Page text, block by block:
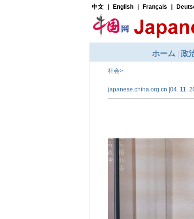
社会>
japanese.china.org.cn |04. 11.